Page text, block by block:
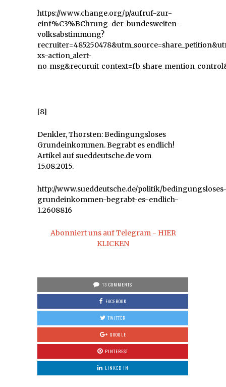
https://www.change.org/p/aufruf-zur-
einf%C3%BChrung-der-bundesweiten-
volksabstimmung?
xs-action_alert-
[8]
Denkler, Thorsten: Bedingungsloses
Grundeinkommen. Begrabt es endlich!
Artikel auf sueddeutsche.de vom
15.08.2015.
http://www.sueddeutsche.de/politik/
grundeinkommen-begrabt-es-endlich-
1.2608816
Abonniert uns auf Telegram - HIER
KLICKEN
13 COMMENTS
FACEBOOK
TWITTER
GOOGLE
PINTEREST
LINKED IN